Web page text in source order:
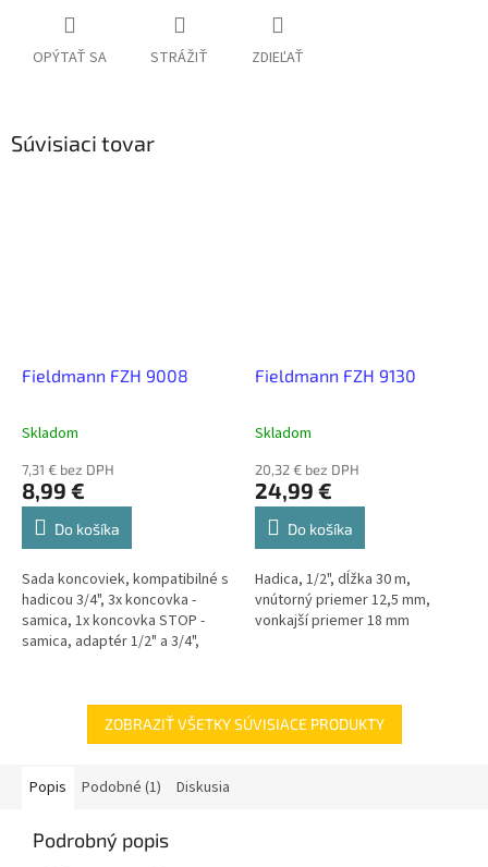
OPÝTAŤ SA STRÁŽIŤ ZDIEĽAŤ
Súvisiaci tovar
Fieldmann FZH 9008
Skladom
7,31 € bez DPH
8,99 €
Do košíka
Sada koncoviek, kompatibilné s
hadicou 3/4", 3x koncovka -
samica, 1x koncovka STOP -
samica, adaptér 1/2" a 3/4",
Fieldmann FZH 9130
Skladom
20,32 € bez DPH
24,99 €
Do košíka
Hadica, 1/2", dĺžka 30 m,
vnútorný priemer 12,5 mm,
vonkajší priemer 18 mm
ZOBRAZIŤ VŠETKY SÚVISIACE PRODUKTY
Popis Podobné (1) Diskusia
Podrobný popis